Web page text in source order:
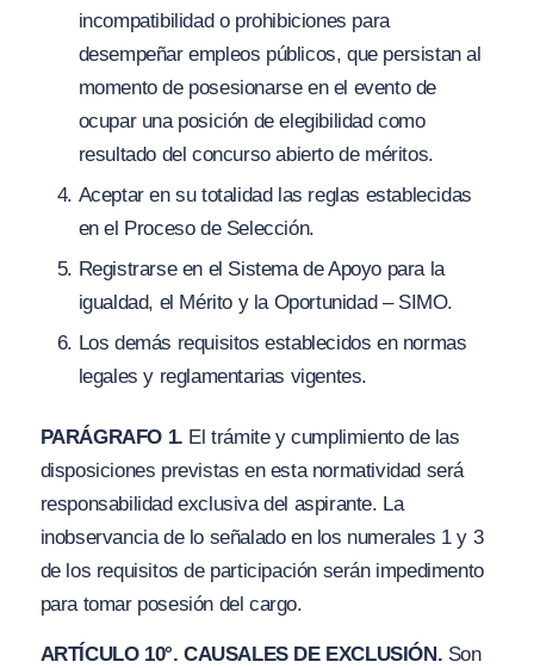
incompatibilidad o prohibiciones para
desempeñar empleos públicos, que persistan al
momento de posesionarse en el evento de
ocupar una posición de elegibilidad como
resultado del concurso abierto de méritos.
Aceptar en su totalidad las reglas establecidas
en el Proceso de Selección.
Registrarse en el Sistema de Apoyo para la
igualdad, el Mérito y la Oportunidad – SIMO.
Los demás requisitos establecidos en normas
legales y reglamentarias vigentes.
PARÁGRAFO 1. El trámite y cumplimiento de las
disposiciones previstas en esta normatividad será
responsabilidad exclusiva del aspirante. La
inobservancia de lo señalado en los numerales 1 y 3
de los requisitos de participación serán impedimento
para tomar posesión del cargo.
ARTÍCULO 10°. CAUSALES DE EXCLUSIÓN. Son